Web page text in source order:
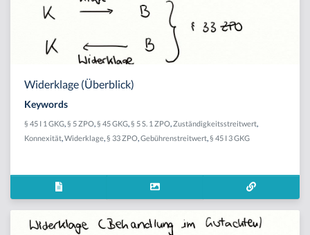
Widerklage (Überblick)
Keywords
§ 45 I 1 GKG § 5 ZPO § 45 GKG § 5 S. 1 ZPO Zuständigkeitsstreitwert
Konnexität Widerklage § 33 ZPO Gebührenstreitwert § 45 I 3 GKG